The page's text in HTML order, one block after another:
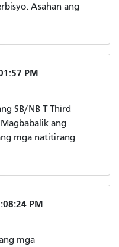
Asahan ang
PM
SB/NB T Third
ang
mga natitirang
PM
mga